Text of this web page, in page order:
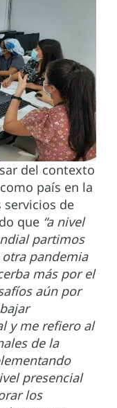
del contexto
país en la
servicios de
que “a nivel
partimos
pandemia
más por el
aún por
y me refiero al
de la
presencial
los